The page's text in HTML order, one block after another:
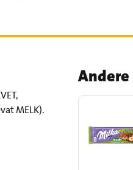
MELK).
Andere